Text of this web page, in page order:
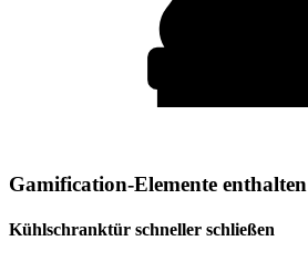
Gamification-Elemente enthalten
Kühlschranktür schneller schließen